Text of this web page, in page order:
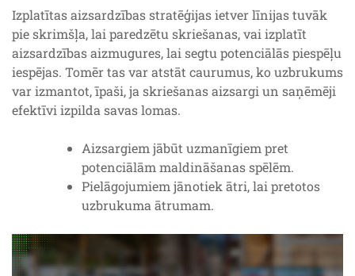
Izplatītas aizsardzības stratēģijas ietver līnijas tuvāk
pie skrimšļa, lai paredzētu skriešanas, vai izplatīt
aizsardzības aizmugures, lai segtu potenciālās piespēļu
iespējas. Tomēr tas var atstāt caurumus, ko uzbrukums
var izmantot, īpaši, ja skriešanas aizsargi un saņēmēji
efektīvi izpilda savas lomas.
Aizsargiem jābūt uzmanīgiem pret
potenciālām maldināšanas spēlēm.
Pielāgojumiem jānotiek ātri, lai pretotos
uzbrukuma ātrumam.